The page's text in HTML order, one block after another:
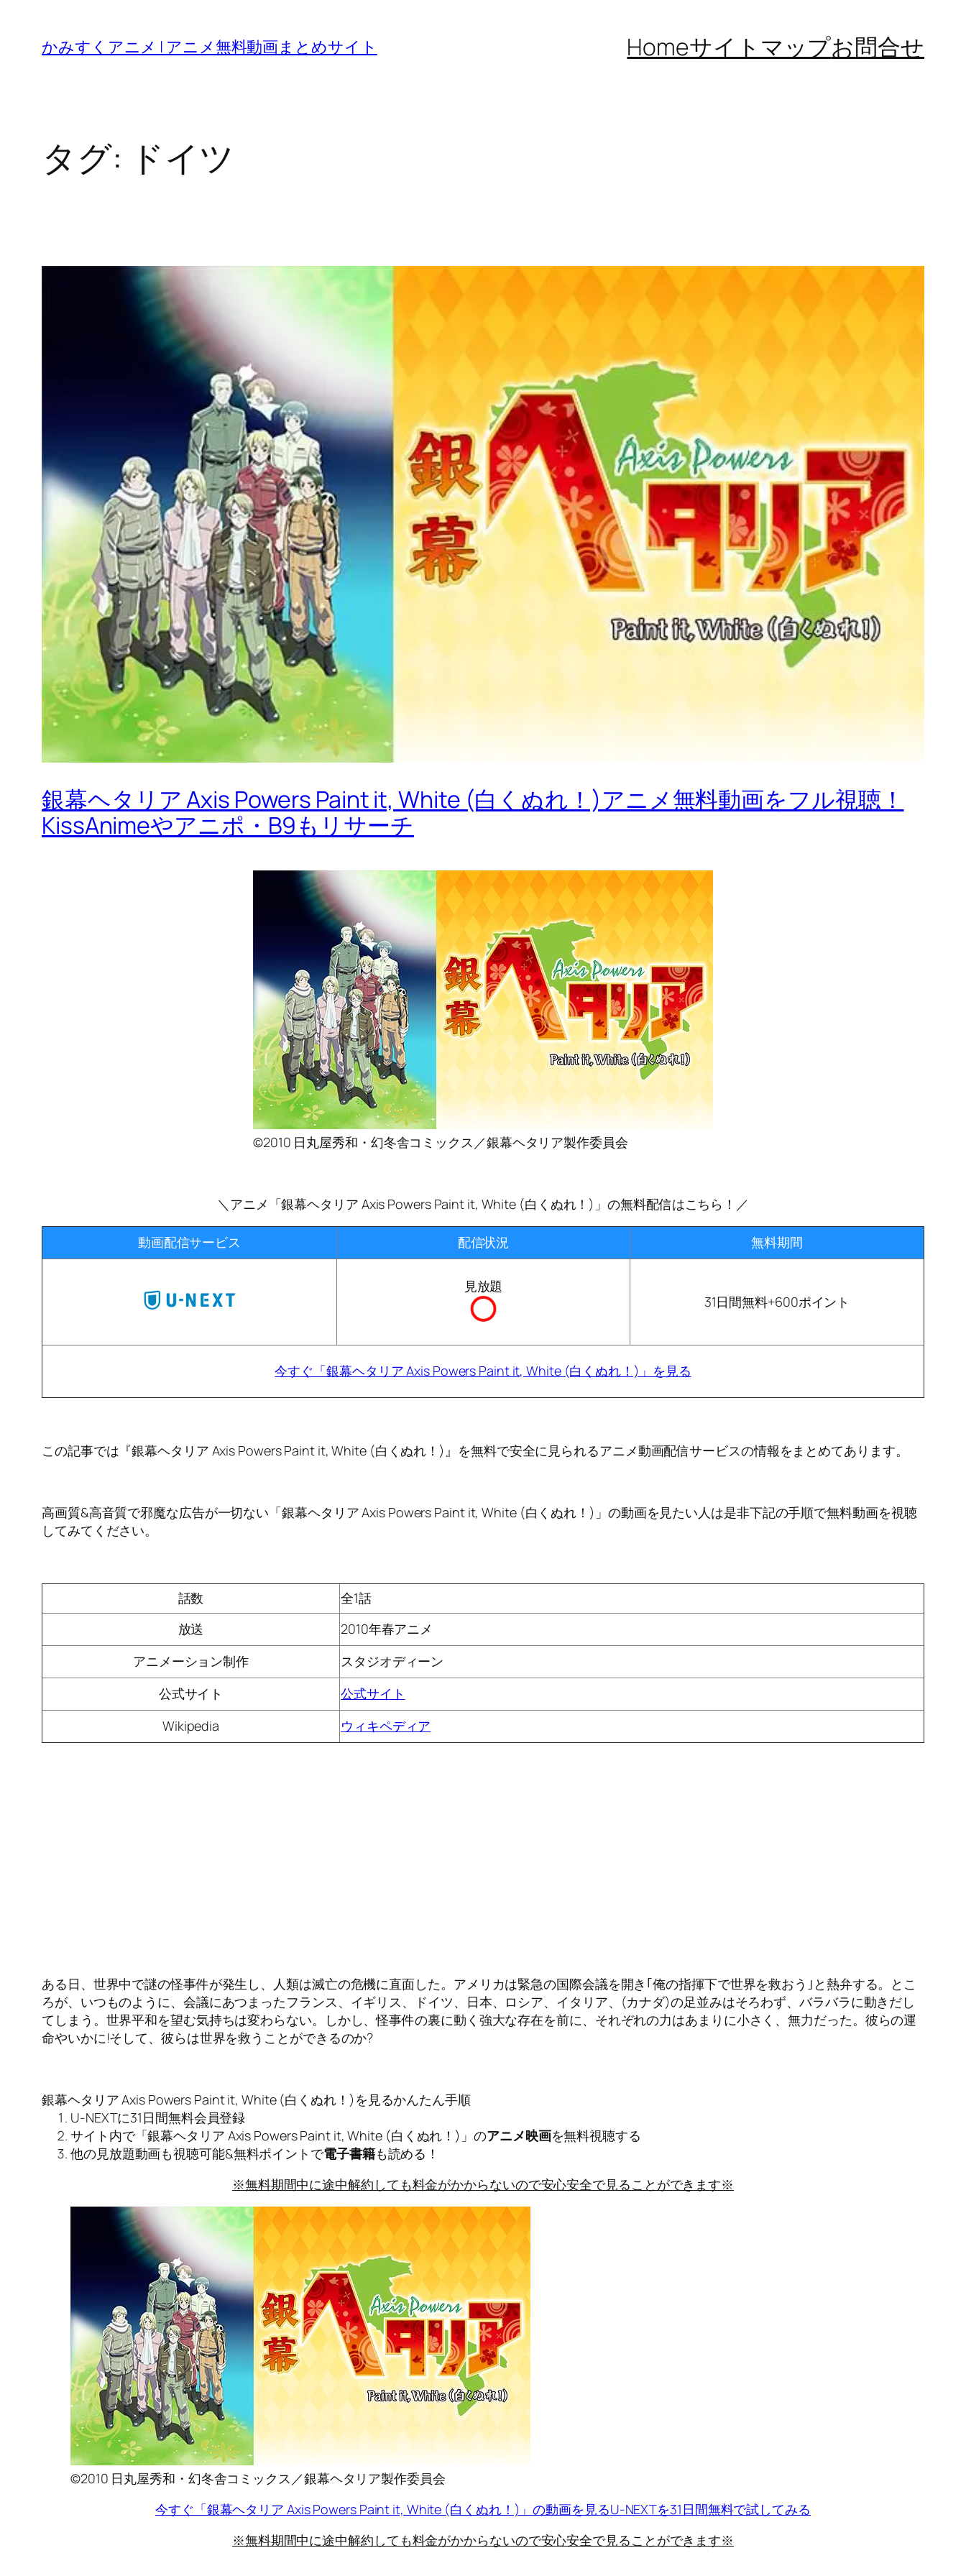
かみすくアニメ | アニメ無料動画まとめサイト Homeサイトマップお問合せ
タグ: ドイツ
銀幕ヘタリア Axis Powers Paint it, White (白くぬれ！)アニメ無料動画をフル視聴！
KissAnimeやアニポ・B9もリサーチ
©2010 日丸屋秀和・幻冬舎コミックス／銀幕ヘタリア製作委員会
＼アニメ「銀幕ヘタリア Axis Powers Paint it, White (白くぬれ！)」の無料配信はこちら！／
動画配信サービス 配信状況 無料期間
見放題
31日間無料+600ポイント
今すぐ「銀幕ヘタリア Axis Powers Paint it, White (白くぬれ！)」を見る
この記事では『銀幕ヘタリア Axis Powers Paint it, White (白くぬれ！)』を無料で安全に見られるアニメ動画配信サービスの情報をまとめてあります。
高画質&高音質で邪魔な広告が一切ない「銀幕ヘタリア Axis Powers Paint it, White (白くぬれ！)」の動画を見たい人は是非下記の手順で無料動画を視聴
してみてください。
話数
全1話
放送
2010年春アニメ
アニメーション制作
スタジオディーン
公式サイト
公式サイト
Wikipedia
ウィキペディア
ある日、世界中で謎の怪事件が発生し、人類は滅亡の危機に直面した。アメリカは緊急の国際会議を開き｢俺の指揮下で世界を救おう｣と熱弁する。とこ
ろが、いつものように、会議にあつまったフランス、イギリス、ドイツ、日本、ロシア、イタリア、(カナダ)の足並みはそろわず、バラバラに動きだし
てしまう。世界平和を望む気持ちは変わらない。しかし、怪事件の裏に動く強大な存在を前に、それぞれの力はあまりに小さく、無力だった。彼らの運
命やいかに!そして、彼らは世界を救うことができるのか?
銀幕ヘタリア Axis Powers Paint it, White (白くぬれ！)を見るかんたん手順
U-NEXTに31日間無料会員登録
サイト内で「銀幕ヘタリア Axis Powers Paint it, White (白くぬれ！)」のアニメ映画を無料視聴する
他の見放題動画も視聴可能&無料ポイントで電子書籍も読める！
※無料期間中に途中解約しても料金がかからないので安心安全で見ることができます※
©2010 日丸屋秀和・幻冬舎コミックス／銀幕ヘタリア製作委員会
今すぐ「銀幕ヘタリア Axis Powers Paint it, White (白くぬれ！)」の動画を見るU-NEXTを31日間無料で試してみる
※無料期間中に途中解約しても料金がかからないので安心安全で見ることができます※